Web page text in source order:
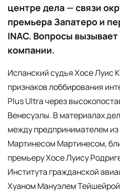
центре дела — связи
премьера Запатеро и
INAC. Вопросы
компании.
Испанский судья Хосе Луис
признаков лоббирования
Plus Ultra через
Венесуэлы. В материалах
между предпринимателем из
Мартинесом Мартинесом,
премьеру Хосе Луису
Института гражданской
Хуаном Мануэлем